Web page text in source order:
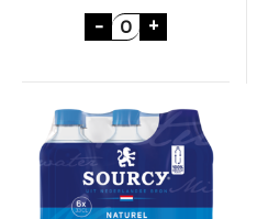
- O2LIFE
+